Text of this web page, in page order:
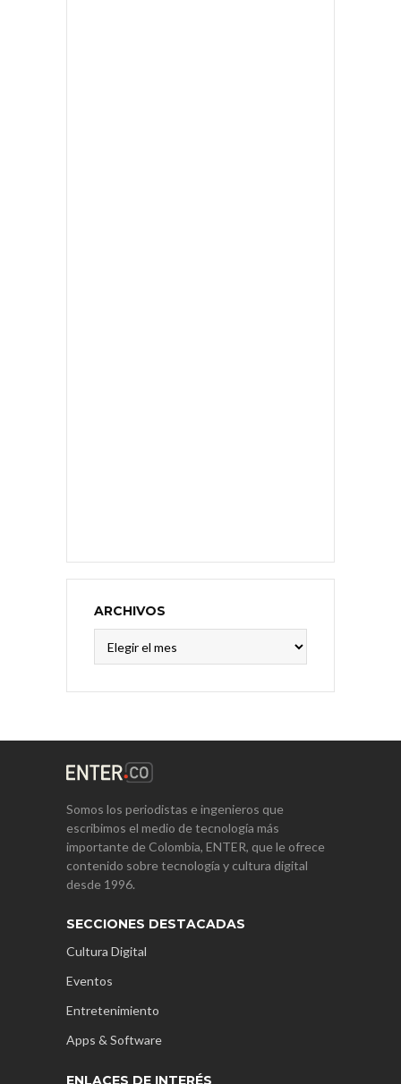
ARCHIVOS
Somos los periodistas e ingenieros que
escribimos el medio de tecnología más
importante de Colombia, ENTER, que le ofrece
contenido sobre tecnología y cultura digital
desde 1996.
SECCIONES DESTACADAS
Cultura Digital
Eventos
Entretenimiento
Apps & Software
ENLACES DE INTERÉS